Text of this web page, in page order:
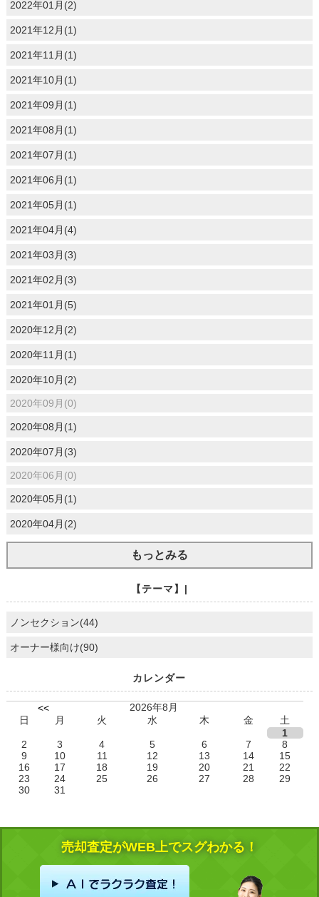
2022年01月(2)
2021年12月(1)
2021年11月(1)
2021年10月(1)
2021年09月(1)
2021年08月(1)
2021年07月(1)
2021年06月(1)
2021年05月(1)
2021年04月(4)
2021年03月(3)
2021年02月(3)
2021年01月(5)
2020年12月(2)
2020年11月(1)
2020年10月(2)
2020年09月(0)
2020年08月(1)
2020年07月(3)
2020年06月(0)
2020年05月(1)
2020年04月(2)
もっとみる
【テーマ】|
ノンセクション(44)
オーナー様向け(90)
カレンダー
<<
2026年8月
日
月 火 水 木 金
土
1
2
3 4 5 6 7
8
9
10 11 12 13 14
15
16
17 18 19 20 21
22
23
24 25 26 27 28
29
30
31
売却査定がWEB上でスグわかる！